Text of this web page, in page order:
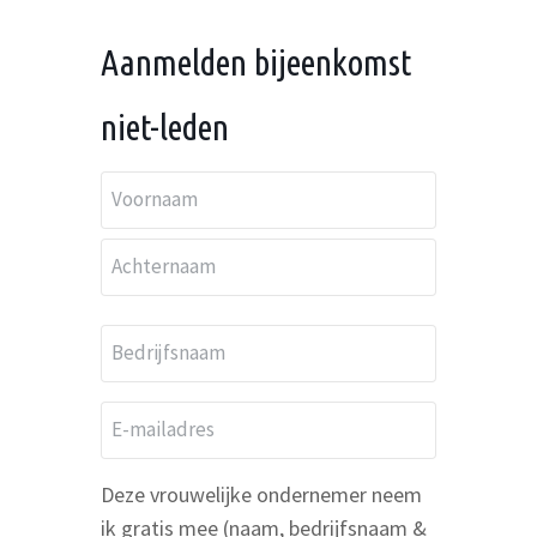
a
m
d
e
Aanmelden bijeenkomst
niet-leden
N
a
m
Voornaam
d
j
m
a
Deze vrouwelijke ondernemer neem
ik gratis mee (naam, bedrijfsnaam &